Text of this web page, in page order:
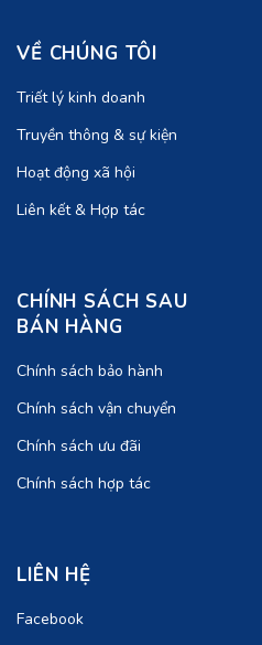
VỀ CHÚNG TÔI
Triết lý kinh doanh
Truyền thông & sự kiện
Hoạt động xã hội
Liên kết & Hợp tác
CHÍNH SÁCH SAU
BÁN HÀNG
Chính sách bảo hành
Chính sách vận chuyển
Chính sách ưu đãi
Chính sách hợp tác
LIÊN HỆ
Facebook